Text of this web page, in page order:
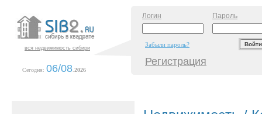
вся недвижимость сибири
Сегодня: 06/08 2026
Логин Пароль
Забыли пароль?
Регистрация